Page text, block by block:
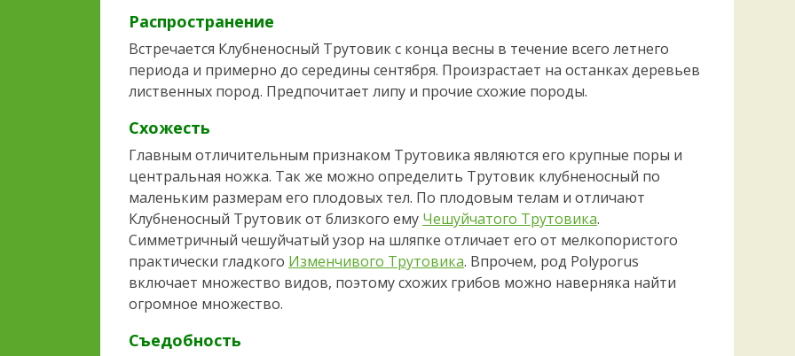
Распространение
Встречается Клубненосный Трутовик с конца весны в течение всего летнего
периода и примерно до середины сентября. Произрастает на останках деревьев
лиственных пород. Предпочитает липу и прочие схожие породы.
Схожесть
Главным отличительным признаком Трутовика являются его крупные поры и
центральная ножка. Так же можно определить Трутовик клубненосный по
маленьким размерам его плодовых тел. По плодовым телам и отличают
Клубненосный Трутовик от близкого ему Чешуйчатого Трутовика.
Симметричный чешуйчатый узор на шляпке отличает его от мелкопористого
практически гладкого Изменчивого Трутовика. Впрочем, род Polyporus
включает множество видов, поэтому схожих грибов можно наверняка найти
огромное множество.
Съедобность